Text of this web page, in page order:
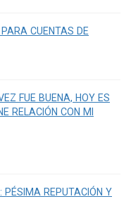
CUENTAS DE
FUE BUENA, HOY ES
RELACIÓN CON MI
PÉSIMA REPUTACIÓN Y